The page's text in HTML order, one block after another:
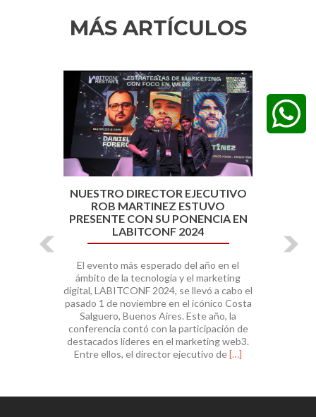
MÁS ARTÍCULOS
NUESTRO DIRECTOR EJECUTIVO
ROB MARTINEZ ESTUVO
PRESENTE CON SU PONENCIA EN
LABITCONF 2024
El evento más esperado del año en el
ámbito de la tecnología y el marketing
digital, LABITCONF 2024, se llevó a cabo el
pasado 1 de noviembre en el icónico Costa
Salguero, Buenos Aires. Este año, la
conferencia contó con la participación de
destacados líderes en el marketing web3.
Entre ellos, el director ejecutivo deLeer
[…]
Anterior